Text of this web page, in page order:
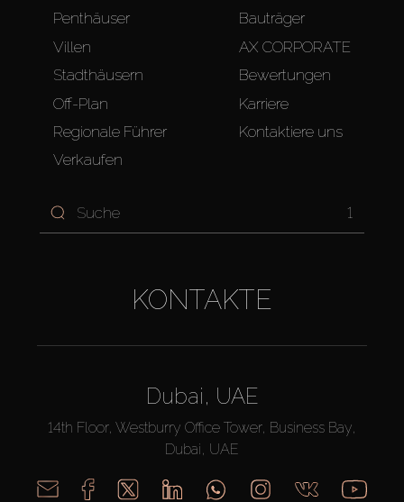
Penthäuser
Villen
Stadthäusern
Off-Plan
Regionale Führer
Verkaufen
Bauträger
AX CORPORATE
Bewertungen
Karriere
Kontaktiere uns
1
KONTAKTE
Dubai, UAE
14th Floor, Westburry Office Tower, Business Bay,
Dubai, UAE